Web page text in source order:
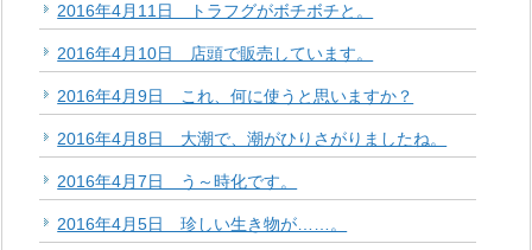
2016年4月11日 トラフグがボチボチと。
2016年4月10日 店頭で販売しています。
2016年4月9日 これ、何に使うと思いますか？
2016年4月8日 大潮で、潮がひりさがりましたね。
2016年4月7日 う～時化です。
2016年4月5日 珍しい生き物が……。